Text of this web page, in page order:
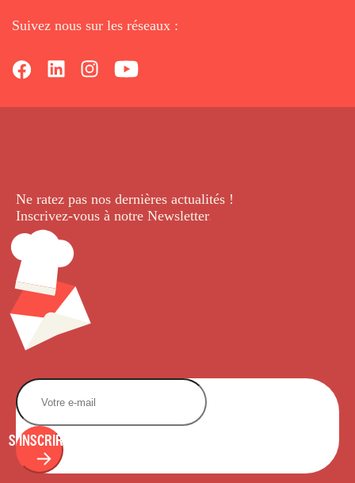
Suivez nous sur les réseaux :
Ne ratez pas nos dernières actualités !
Inscrivez-vous à notre Newsletter.
S'INSCRIRE